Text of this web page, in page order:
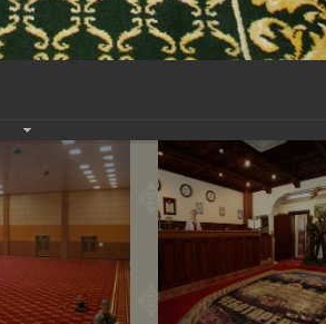
Яхонты.